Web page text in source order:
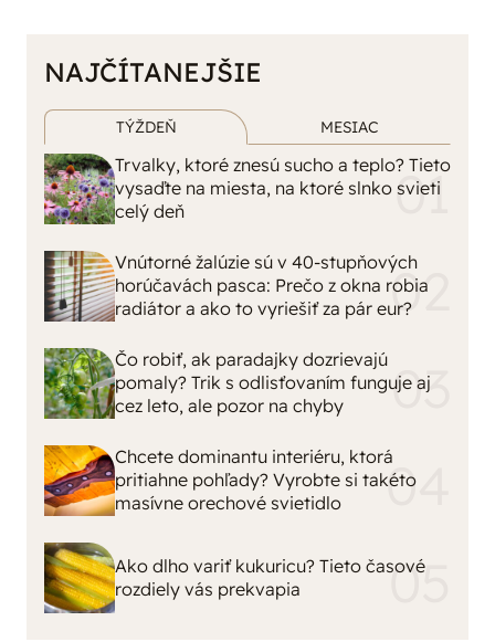
NAJČÍTANEJŠIE
TÝŽDEŇ MESIAC
Trvalky, ktoré znesú sucho a teplo? Tieto
vysaďte na miesta, na ktoré slnko svieti
celý deň
Vnútorné žalúzie sú v 40-stupňových
horúčavách pasca: Prečo z okna robia
radiátor a ako to vyriešiť za pár eur?
Čo robiť, ak paradajky dozrievajú
pomaly? Trik s odlisťovaním funguje aj
cez leto, ale pozor na chyby
Chcete dominantu interiéru, ktorá
pritiahne pohľady? Vyrobte si takéto
masívne orechové svietidlo
Ako dlho variť kukuricu? Tieto časové
rozdiely vás prekvapia